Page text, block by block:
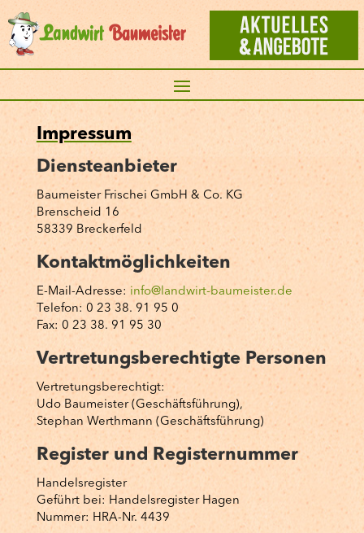
Impressum
Diensteanbieter
Baumeister Frischei GmbH & Co. KG
Brenscheid 16
58339 Breckerfeld
Kontaktmöglichkeiten
E-Mail-Adresse: info@landwirt-baumeister.de
Telefon: 0 23 38. 91 95 0
Fax: 0 23 38. 91 95 30
Vertretungsberechtigte Personen
Vertretungsberechtigt:
Udo Baumeister (Geschäftsführung),
Stephan Werthmann (Geschäftsführung)
Register und Registernummer
Handelsregister
Geführt bei: Handelsregister Hagen
Nummer: HRA-Nr. 4439